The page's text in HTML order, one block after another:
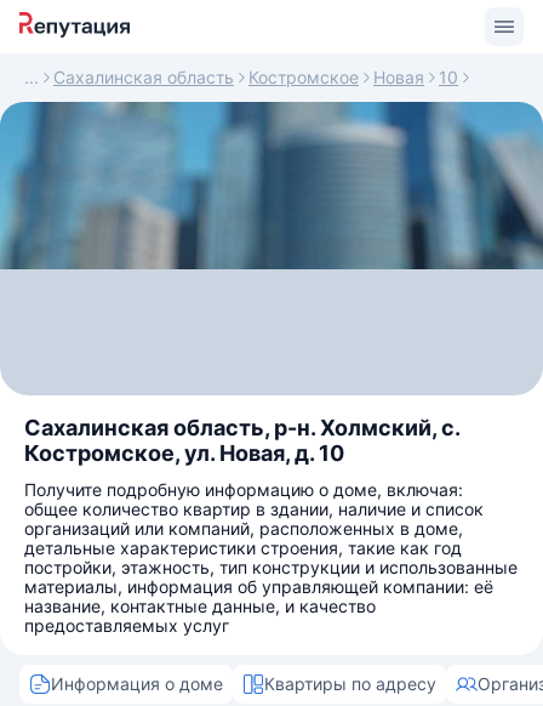
Сахалинская область Костромское Новая 10
Сахалинская область, р-н. Холмский, с.
Костромское, ул. Новая, д. 10
Получите подробную информацию о доме, включая:
общее количество квартир в здании, наличие и список
организаций или компаний, расположенных в доме,
детальные характеристики строения, такие как год
постройки, этажность, тип конструкции и использованные
материалы, информация об управляющей компании: её
название, контактные данные, и качество
предоставляемых услуг
Информация о доме Квартиры по адресу